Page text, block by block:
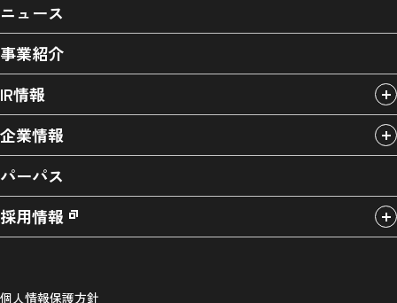
ニュース
事業紹介
IR情報
企業情報
パーパス
採用情報
個人情報保護方針